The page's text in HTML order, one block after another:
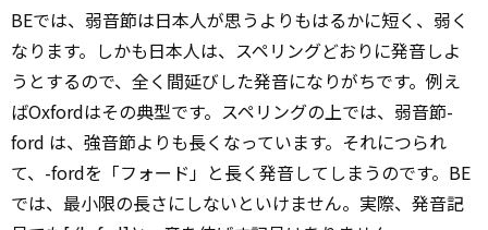
BEでは、弱音節は日本人が思うよりもはるかに短く、弱く
なります。しかも日本人は、スペリングどおりに発音しよ
うとするので、全く間延びした発音になりがちです。例え
ばOxfordはその典型です。スペリングの上では、弱音節-
ford は、強音節よりも長くなっています。それにつられ
て、-fordを「フォード」と長く発音してしまうのです。BE
では、最小限の長さにしないといけません。実際、発音記